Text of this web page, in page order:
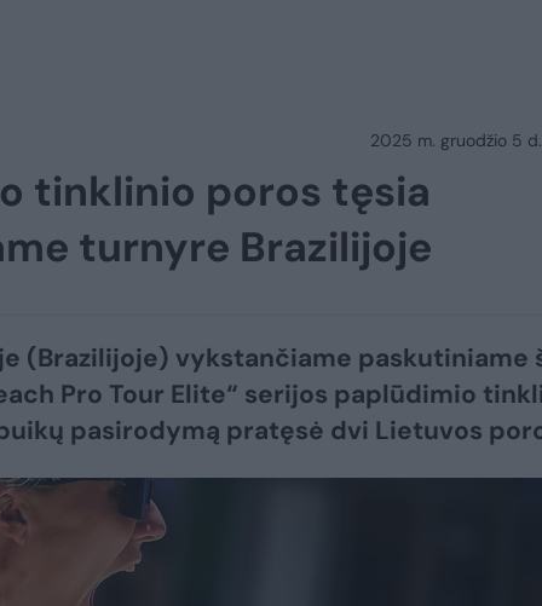
2025 m. gruodžio 5
tinklinio poros tęsia
turnyre Brazilijoje
(Brazilijoje) vykstančiame paskutiniame
Pro Tour Elite“ serijos paplūdimio
pasirodymą pratęsė dvi Lietuvos